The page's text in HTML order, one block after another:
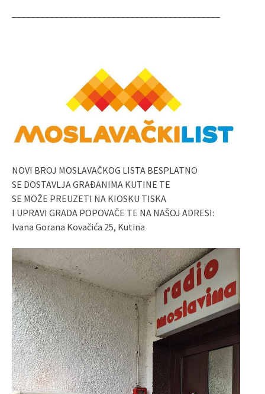
NOVI BROJ MOSLAVAČKOG LISTA BESPLATNO
SE DOSTAVLJA GRAĐANIMA KUTINE TE
SE MOŽE PREUZETI NA KIOSKU TISKA
I UPRAVI GRADA POPOVAČE TE NA NAŠOJ ADRESI:
Ivana Gorana Kovačića 25, Kutina